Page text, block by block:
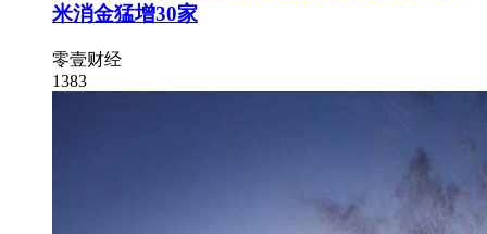
米消金猛增30家
零壹财经
1383